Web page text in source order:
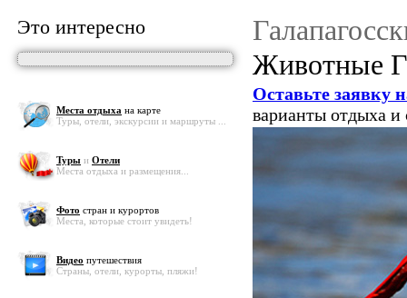
Это интересно
Места отдыха на карте
Туры, отели, экскурсии и маршруты ...
Туры и Отели
Места отдыха и размещения...
Фото стран и курортов
Места, которые стоит увидеть!
Видео путешествия
Страны, отели, курорты, пляжи!
Животные
Оставьте заявку
варианты отдыха